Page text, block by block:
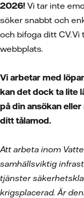
2026! Vi tar inte
söker snabbt och
och bifoga ditt CV.
webbplats.
Vi arbetar med
kan det dock ta lite
på din ansökan
ditt tålamod.
Att arbeta inom
samhällsviktig
tjänster
krigsplacerad. Är